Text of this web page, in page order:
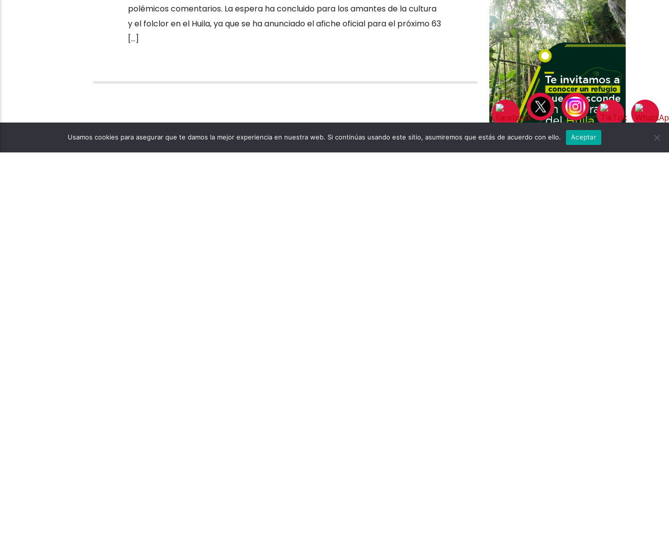
polémicos comentarios. La espera ha concluido para los amantes de la cultura
y el folclor en el Huila, ya que se ha anunciado el afiche oficial para el próximo 63
[…]
Usamos cookies para asegurar que te damos la mejor experiencia en nuestra web. Si continúas usando este sitio, asumiremos que estás de acuerdo con ello. Aceptar